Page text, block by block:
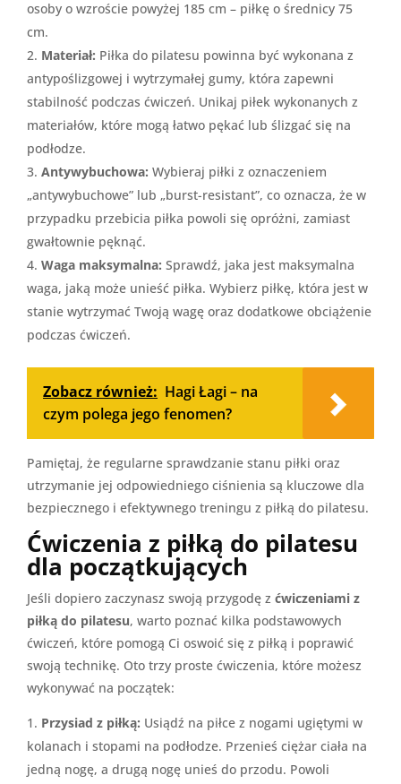
osoby o wzroście powyżej 185 cm – piłkę o średnicy 75
cm.
Materiał: Piłka do pilatesu powinna być wykonana z
antypoślizgowej i wytrzymałej gumy, która zapewni
stabilność podczas ćwiczeń. Unikaj piłek wykonanych z
materiałów, które mogą łatwo pękać lub ślizgać się na
podłodze.
Antywybuchowa: Wybieraj piłki z oznaczeniem
„antywybuchowe” lub „burst-resistant”, co oznacza, że w
przypadku przebicia piłka powoli się opróżni, zamiast
gwałtownie pęknąć.
Waga maksymalna: Sprawdź, jaka jest maksymalna
waga, jaką może unieść piłka. Wybierz piłkę, która jest w
stanie wytrzymać Twoją wagę oraz dodatkowe obciążenie
podczas ćwiczeń.
Zobacz również: Hagi Łagi – na
czym polega jego fenomen?
Pamiętaj, że regularne sprawdzanie stanu piłki oraz
utrzymanie jej odpowiedniego ciśnienia są kluczowe dla
bezpiecznego i efektywnego treningu z piłką do pilatesu.
Ćwiczenia z piłką do pilatesu
dla początkujących
Jeśli dopiero zaczynasz swoją przygodę z ćwiczeniami z
piłką do pilatesu, warto poznać kilka podstawowych
ćwiczeń, które pomogą Ci oswoić się z piłką i poprawić
swoją technikę. Oto trzy proste ćwiczenia, które możesz
wykonywać na początek:
Przysiad z piłką: Usiądź na piłce z nogami ugiętymi w
kolanach i stopami na podłodze. Przenieś ciężar ciała na
jedną nogę, a drugą nogę unieś do przodu. Powoli